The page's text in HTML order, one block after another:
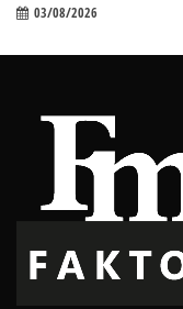
03/08/2026